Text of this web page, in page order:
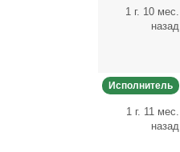
1 г. 10 мес.
назад
Исполнитель
1 г. 11 мес.
назад